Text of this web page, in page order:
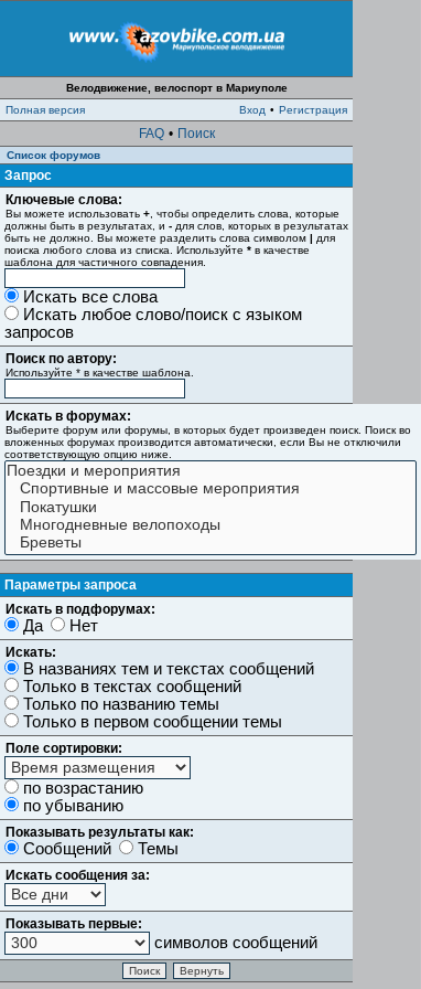
Велодвижение, велоспорт в Мариуполе
Полная версия
Вход • Регистрация
FAQ • Поиск
Список форумов
Запрос
Ключевые слова:
Вы можете использовать + , чтобы определить слова, которые
должны быть в результатах, и - для слов, которых в результатах
быть не должно. Вы можете разделить слова символом | для
поиска любого слова из списка. Используйте * в качестве
шаблона для частичного совпадения.
Искать все слова
Искать любое слово/поиск с языком
запросов
Поиск по автору:
Используйте * в качестве шаблона.
Искать в форумах:
Выберите форум или форумы, в которых будет произведен поиск. Поиск во
вложенных форумах производится автоматически, если Вы не отключили
соответствующую опцию ниже.
Параметры запроса
Искать в подфорумах:
Да Нет
Искать:
В названиях тем и текстах сообщений
Только в текстах сообщений
Только по названию темы
Только в первом сообщении темы
Поле сортировки:
по возрастанию
по убыванию
Показывать результаты как:
Сообщений Темы
Искать сообщения за:
Показывать первые:
символов сообщений